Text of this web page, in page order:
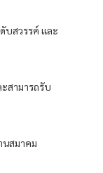
บสวรรค์ และ
สามารถรับ
นสมาคม